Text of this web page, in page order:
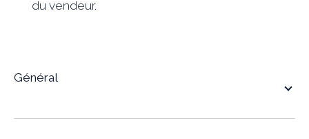
du vendeur.
général